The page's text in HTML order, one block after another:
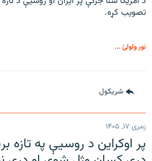
تصویب کړه.
نور ولولئ ...
شريکول
زمری ۱۷, ۱۴۰۵
پر اوکراین د روسیې په تازه